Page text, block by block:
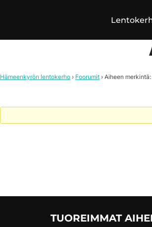
Hämeenkyrön lentokerho › Foorumit › Aiheen
TUOREIMMAT